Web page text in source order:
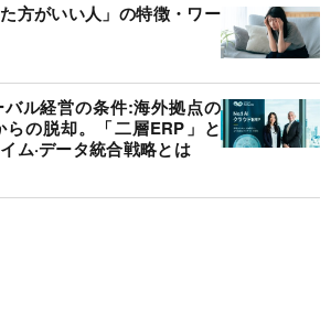
方がいい人」の特徴・ワー
ル経営の条件:海外拠点の
らの脱却。「二層ERP」と
ム·データ統合戦略とは